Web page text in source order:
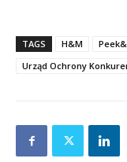
TAGS H&M
Urząd Ochrony